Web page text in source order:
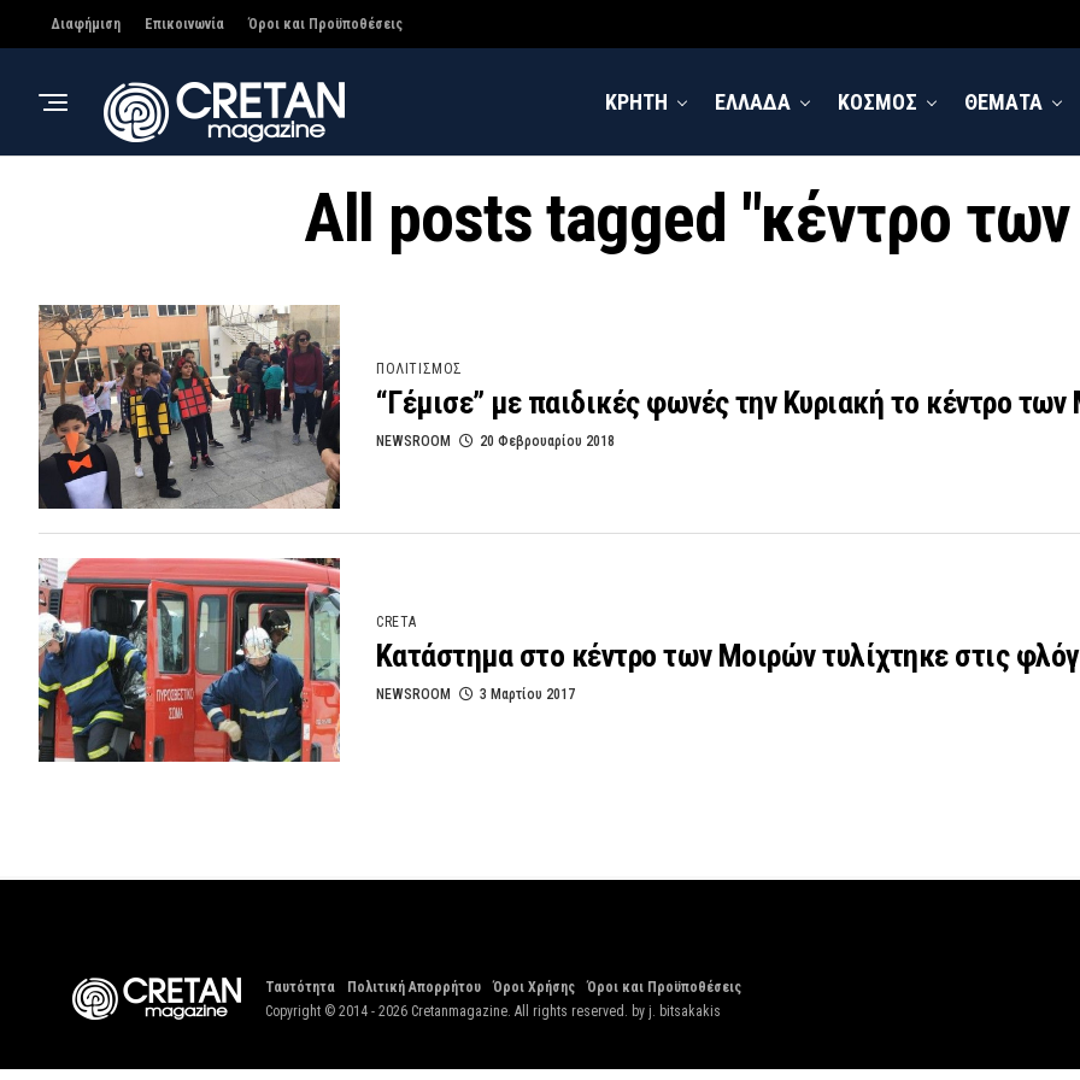
Διαφήμιση Επικοινωνία Όροι και Προϋποθέσεις
ΚΡΗΤΗ ΕΛΛΑΔΑ ΚΟΣΜΟΣ ΘΕΜΑΤΑ
All posts tagged "κέντρο
ΠΟΛΙΤΙΣΜΟΣ
“Γέμισε” με παιδικές φωνές την Κυριακή το κέντρο
NEWSROOM 20 Φεβρουαρίου 2018
CRETA
Κατάστημα στο κέντρο των Μοιρών τυλίχτηκε στις
NEWSROOM 3 Μαρτίου 2017
Ταυτότητα Πολιτική Απορρήτου Όροι Χρήσης
Όροι και Προϋποθέσεις
Copyright © 2014 - 2026 Cretanmagazine. All rights reserved. by j. bitsakakis